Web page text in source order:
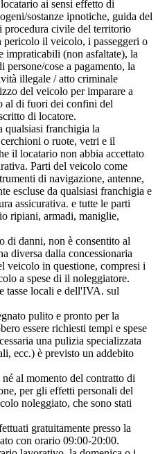
ai sensi effetto di
sostanze ipnotiche, guida del
civile del territorio
pericolo il veicolo, i passeggeri o
impraticabili (non asfaltate), la
cose a pagamento, la
illegale / atto criminale
del veicolo per imparare a
al di fuori dei confini del
di locatore.
qualsiasi franchigia la
o ruote, vetri e il
il locatario non abbia accettato
Parti del veicolo come
di navigazione, antenne,
escluse da qualsiasi franchigia e
assicurativa. e tutte le parti
ripiani, armadi, maniglie,
di danni, non è consentito al
diversa dalla concessionaria
veicolo in questione, compresi i
a spese di il noleggiatore.
tasse locali e dell'IVA. sul
pulito e pronto per la
essere richiesti tempi e spese
una pulizia specializzata
ecc.) è previsto un addebito
al momento del contratto di
per gli effetti personali del
noleggiato, che sono stati
gratuitamente presso la
con orario 09:00-20:00.